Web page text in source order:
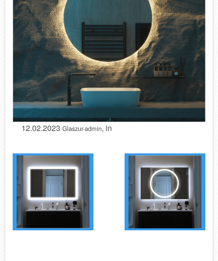
12.02.2023 Glaszur-admin, in